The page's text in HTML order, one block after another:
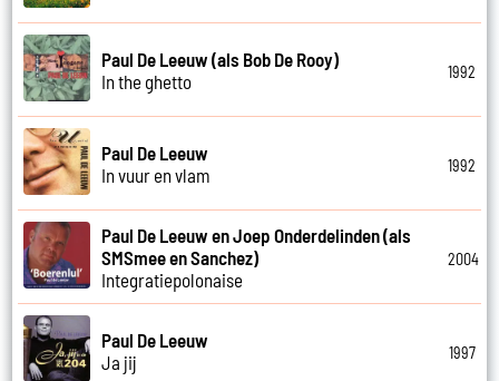
Paul De Leeuw (als Bob De Rooy)
In the ghetto
1992
Paul De Leeuw
In vuur en vlam
1992
Paul De Leeuw en Joep Onderdelinden (als
SMSmee en Sanchez)
Integratiepolonaise
2004
Paul De Leeuw
Ja jij
1997